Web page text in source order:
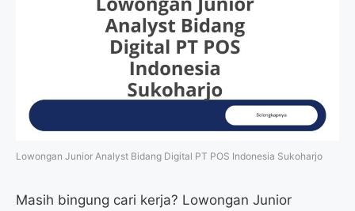
Lowongan Junior Analyst Bidang Digital PT POS Indonesia Sukoharjo
Masih bingung cari kerja? Lowongan Junior